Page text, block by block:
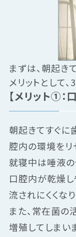
まずは、朝起き
メリットとして
【メリット①：
朝起きてすぐに
腔内の環境をリ
就寝中は唾液の
口腔内が乾燥し
流されにくくなり
また、常在菌の
増殖してしまい